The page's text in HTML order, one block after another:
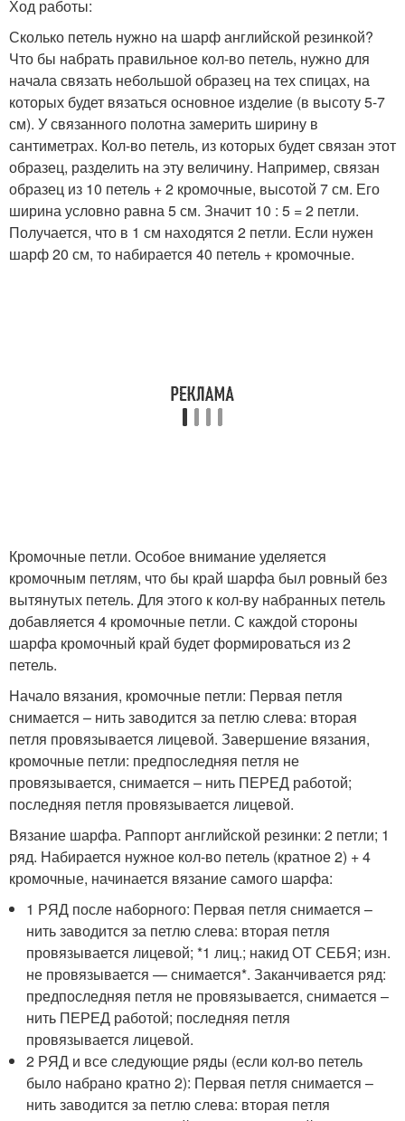
Ход работы:
Сколько петель нужно на шарф английской резинкой?
Что бы набрать правильное кол-во петель, нужно для
начала связать небольшой образец на тех спицах, на
которых будет вязаться основное изделие (в высоту 5-7
см). У связанного полотна замерить ширину в
сантиметрах. Кол-во петель, из которых будет связан этот
образец, разделить на эту величину. Например, связан
образец из 10 петель + 2 кромочные, высотой 7 см. Его
ширина условно равна 5 см. Значит 10 : 5 = 2 петли.
Получается, что в 1 см находятся 2 петли. Если нужен
шарф 20 см, то набирается 40 петель + кромочные.
Кромочные петли. Особое внимание уделяется
кромочным петлям, что бы край шарфа был ровный без
вытянутых петель. Для этого к кол-ву набранных петель
добавляется 4 кромочные петли. С каждой стороны
шарфа кромочный край будет формироваться из 2
петель.
Начало вязания, кромочные петли: Первая петля
снимается – нить заводится за петлю слева: вторая
петля провязывается лицевой. Завершение вязания,
кромочные петли: предпоследняя петля не
провязывается, снимается – нить ПЕРЕД работой;
последняя петля провязывается лицевой.
Вязание шарфа. Раппорт английской резинки: 2 петли; 1
ряд. Набирается нужное кол-во петель (кратное 2) + 4
кромочные, начинается вязание самого шарфа:
1 РЯД после наборного: Первая петля снимается –
нить заводится за петлю слева: вторая петля
провязывается лицевой; *1 лиц.; накид ОТ СЕБЯ; изн.
не провязывается — снимается*. Заканчивается ряд:
предпоследняя петля не провязывается, снимается –
нить ПЕРЕД работой; последняя петля
провязывается лицевой.
2 РЯД и все следующие ряды (если кол-во петель
было набрано кратно 2): Первая петля снимается –
нить заводится за петлю слева: вторая петля